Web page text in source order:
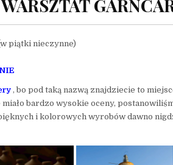
WARSZTAT
piątki nieczynne)
, bo pod taką nazwą znajdziecie to
miało bardzo wysokie oceny,
i kolorowych wyrobów dawno